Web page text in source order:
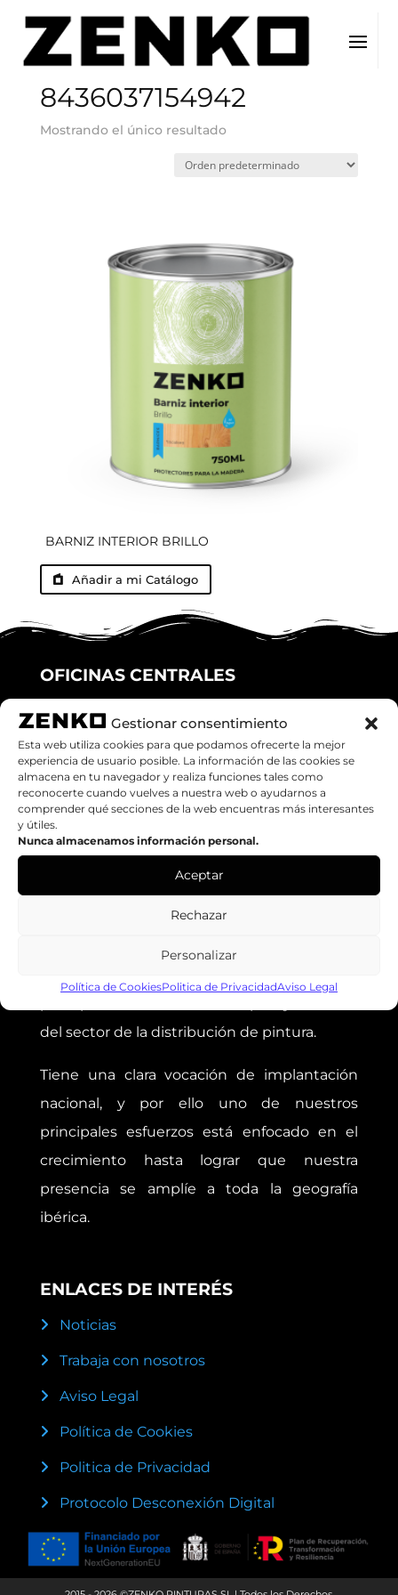
Gestionar consentimiento
Esta web utiliza cookies para que podamos ofrecerte la mejor
experiencia de usuario posible. La información de las cookies se
almacena en tu navegador y realiza funciones tales como
reconocerte cuando vuelves a nuestra web o ayudarnos a
comprender qué secciones de la web encuentras más interesantes
y útiles.
Nunca almacenamos información personal.
Aceptar
Rechazar
Personalizar
Política de CookiesPolitica de PrivacidadAviso Legal
Inicio / EAN del producto / 8436037154942
8436037154942
Mostrando el único resultado
BARNIZ INTERIOR BRILLO
Añadir a mi Catálogo
OFICINAS CENTRALES
C/ Miquel Ricomà, 18 1º, 2º
Granollers (08401), Barcelona
Teléfono: 938708626
Email:
https://zenkoweb.teknokono.net
del sector de la distribución de pintura.
Tiene una clara vocación de implantación
nacional, y por ello uno de nuestros
principales esfuerzos está enfocado en el
crecimiento hasta lograr que nuestra
presencia se amplíe a toda la geografía
ibérica.
ENLACES DE INTERÉS
Noticias
Trabaja con nosotros
Aviso Legal
Política de Cookies
Politica de Privacidad
Protocolo Desconexión Digital